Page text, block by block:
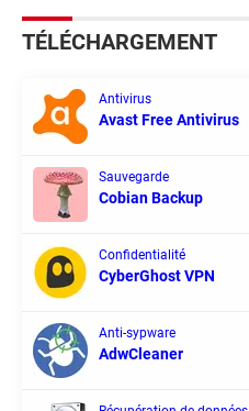
TÉLÉCHARGEMENT
Antivirus
Avast Free Antivirus
Sauvegarde
Cobian Backup
Confidentialité
CyberGhost VPN
Anti-sypware
AdwCleaner